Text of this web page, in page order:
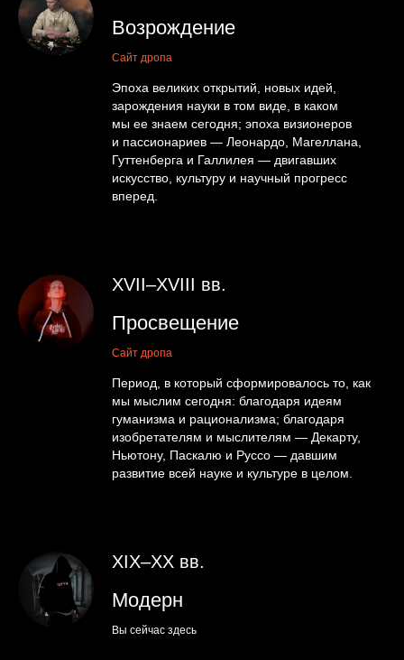
Возрождение
Сайт дропа
Эпоха великих открытий, новых идей,
зарождения науки в том виде, в каком
мы ее знаем сегодня; эпоха визионеров
и пассионариев — Леонардо, Магеллана,
Гуттенберга и Галлилея — двигавших
искусство, культуру и научный прогресс
вперед.
XVII–XVIII вв.
Просвещение
Сайт дропа
Период, в который сформировалось то, как
мы мыслим сегодня: благодаря идеям
гуманизма и рационализма; благодаря
изобретателям и мыслителям — Декарту,
Ньютону, Паскалю и Руссо — давшим
развитие всей науке и культуре в целом.
XIX–XX вв.
Модерн
Вы сейчас здесь